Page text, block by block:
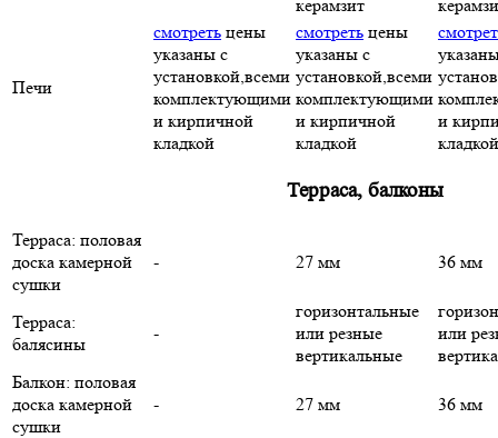
керамзит
Печи
смотреть цены
указаны с
установкой,всеми
комплектующими
и кирпичной
кладкой
смотреть цены
указаны с
установкой,всеми
комплектующими
и кирпичной
кладкой
и
кладкой
Терраса, балконы
Терраса: половая
доска камерной
сушки
- 27 мм 36 мм
Терраса:
балясины
-
горизонтальные
или резные
вертикальные
или
Балкон: половая
доска камерной
сушки
- 27 мм 36 мм